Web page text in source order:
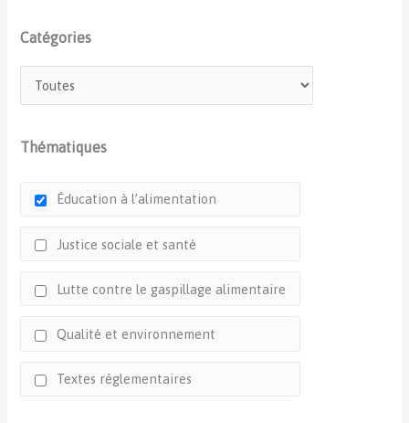
Catégories
Thématiques
Éducation à l’alimentation
Justice sociale et santé
Lutte contre le gaspillage alimentaire
Qualité et environnement
Textes réglementaires